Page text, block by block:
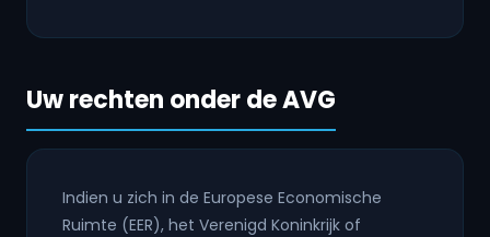
Uw rechten onder de AVG
Indien u zich in de Europese Economische
Ruimte (EER), het Verenigd Koninkrijk of